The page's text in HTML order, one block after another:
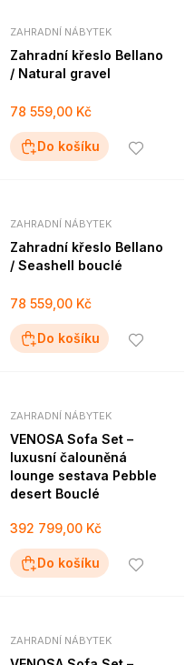
ZAHRADNÍ NÁBYTEK
Zahradní křeslo Bellano
/ Natural gravel
78 559,00 Kč
Do košíku
ZAHRADNÍ NÁBYTEK
Zahradní křeslo Bellano
/ Seashell bouclé
78 559,00 Kč
Do košíku
ZAHRADNÍ NÁBYTEK
VENOSA Sofa Set –
luxusní čalouněná
lounge sestava Pebble
desert Bouclé
392 799,00 Kč
Do košíku
ZAHRADNÍ NÁBYTEK